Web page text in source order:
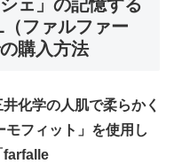
ェ」の記憶する
ファルファー
購入方法
化学の人肌で柔らかく
フィット」を使用し
farfalle